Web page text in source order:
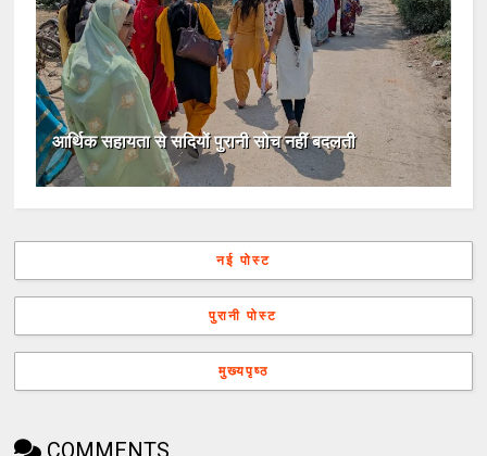
आर्थिक सहायता से सदियों पुरानी सोच नहीं बदलती
नई पोस्ट
पुरानी पोस्ट
मुख्यपृष्ठ
COMMENTS